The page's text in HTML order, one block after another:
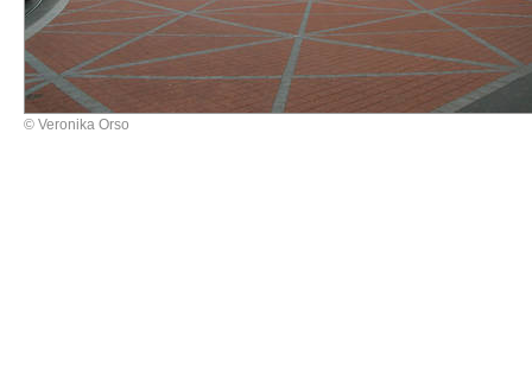
© Veronika Orso